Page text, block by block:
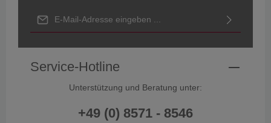
und dieAGBgelesen und bin mit ihnen einverstanden.
Service-Hotline
Unterstützung und Beratung unter:
+49 (0) 8571 - 8546